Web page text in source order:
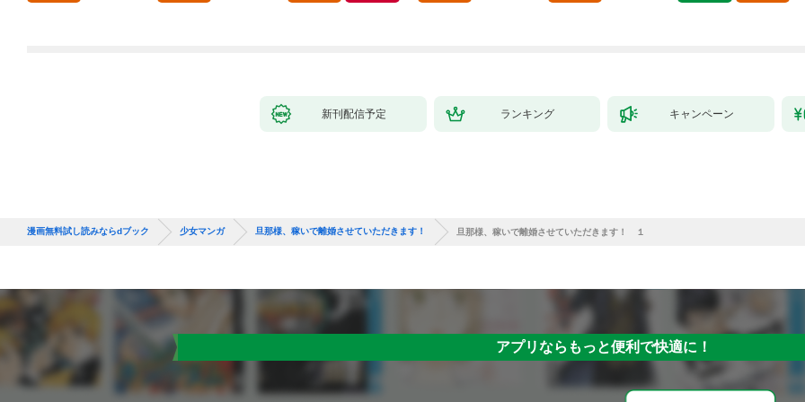
新刊配信予定 ランキング キャンペーン
漫画無料試し読みならdブック 少女マンガ 旦那様、稼いで離婚させていただきます！ 旦那様、稼いで離婚させていただきます！ １
アプリならもっと便利で快適に！